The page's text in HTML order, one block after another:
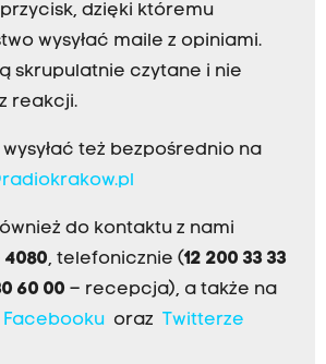
dzięki któremu
wysyłać maile z opiniami.
skrupulatnie czytane i nie
reakcji.
też bezpośrednio na
do kontaktu z nami
4080, telefonicznie (12 200 33 33
60 00 – recepcja), a także na
Facebookuoraz Twitterze